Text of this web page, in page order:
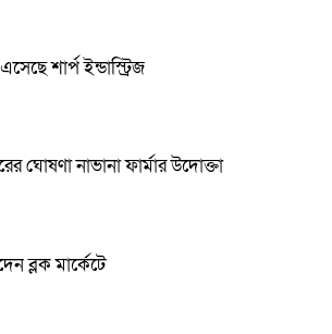
শার্প ইন্ডাস্ট্রিজ
ঘোষণা নাভানা ফার্মার উদোক্তা
ব্লক মার্কেটে